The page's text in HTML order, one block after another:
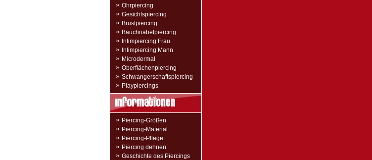
» Ohrpiercing
» Gesichtspiercing
» Brustpiercing
» Bauchnabelpiercing
» Intimpiercing Frau
» Intimpiercing Mann
» Microdermal
» Oberflächenpiercing
» Schwangerschaftspiercing
» Playpiercings
» Piercing-Größen
» Piercing-Material
» Piercing-Pflege
» Piercing dehnen
» Geschichte des Piercings